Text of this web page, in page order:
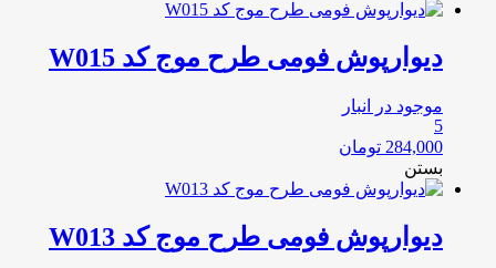
دیوارپوش فومی طرح موج کد W015
موجود در انبار
5
284,000 تومان
بستن
دیوارپوش فومی طرح موج کد W013